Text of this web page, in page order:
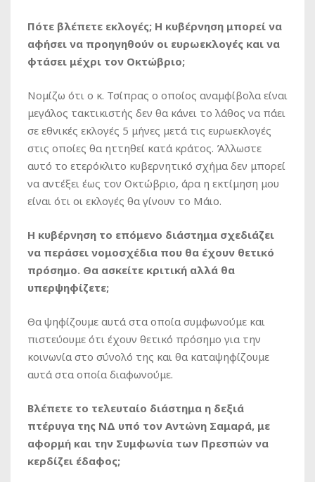
Πότε βλέπετε εκλογές; Η κυβέρνηση μπορεί να
αφήσει να προηγηθούν οι ευρωεκλογές και να
φτάσει μέχρι τον Οκτώβριο;
Νομίζω ότι ο κ. Τσίπρας ο οποίος αναμφίβολα είναι
μεγάλος τακτικιστής δεν θα κάνει το λάθος να πάει
σε εθνικές εκλογές 5 μήνες μετά τις ευρωεκλογές
στις οποίες θα ηττηθεί κατά κράτος. Άλλωστε
αυτό το ετερόκλιτο κυβερνητικό σχήμα δεν μπορεί
να αντέξει έως τον Οκτώβριο, άρα η εκτίμηση μου
είναι ότι οι εκλογές θα γίνουν το Μάιο.
Η κυβέρνηση το επόμενο διάστημα σχεδιάζει
να περάσει νομοσχέδια που θα έχουν θετικό
πρόσημο. Θα ασκείτε κριτική αλλά θα
υπερψηφίζετε;
Θα ψηφίζουμε αυτά στα οποία συμφωνούμε και
πιστεύουμε ότι έχουν θετικό πρόσημο για την
κοινωνία στο σύνολό της και θα καταψηφίζουμε
αυτά στα οποία διαφωνούμε.
Βλέπετε το τελευταίο διάστημα η δεξιά
πτέρυγα της ΝΔ υπό τον Αντώνη Σαμαρά, με
αφορμή και την Συμφωνία των Πρεσπών να
κερδίζει έδαφος;